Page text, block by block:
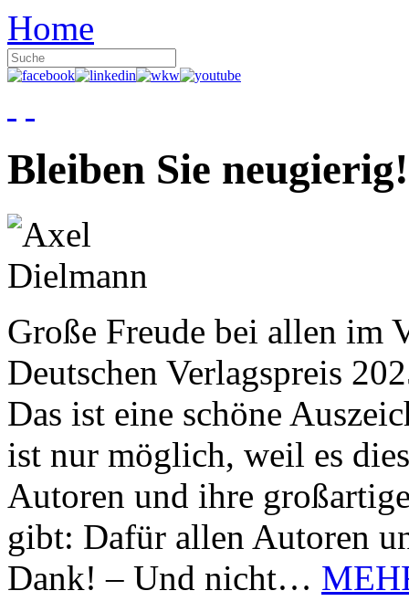
Home
Bleiben Sie neugierig!
Große Freude bei allen im
Deutschen Verlagspreis
Das ist eine schöne
ist nur möglich, weil es
Autoren und ihre
gibt: Dafür allen Autoren
Dank! – Und nicht…